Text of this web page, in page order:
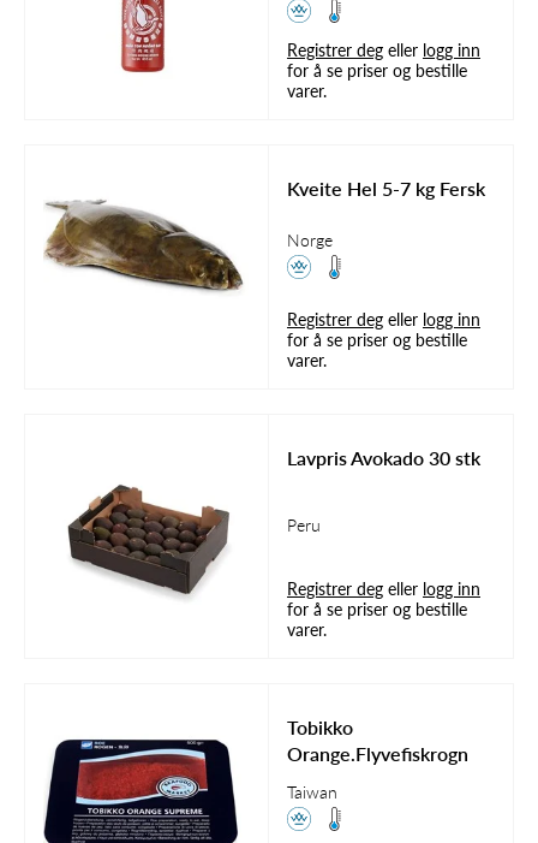
Registrer deg eller logg inn
for å se priser og bestille
varer.
Kveite Hel 5-7 kg Fersk
Norge
Registrer deg eller logg inn
for å se priser og bestille
varer.
Lavpris Avokado 30 stk
Peru
Registrer deg eller logg inn
for å se priser og bestille
varer.
Tobikko
Orange.Flyvefiskrogn
Taiwan